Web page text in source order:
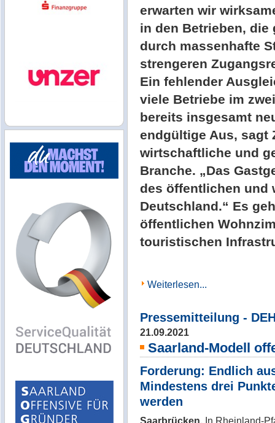
erwarten wir
in den Betrieben,
durch massenhafte
strengeren
Ein fehlender
viele Betriebe im
bereits insgesamt
endgültige Aus, sagt
wirtschaftliche und
Branche. „Das
des öffentlichen und
Deutschland.“ Es
öffentlichen
touristischen
Weiterlesen...
Pressemitteilung -
21.09.2021
Saarland-Modell
Forderung: Endlich
Mindestens drei
werden
Saarbrücken. In Rheinland-